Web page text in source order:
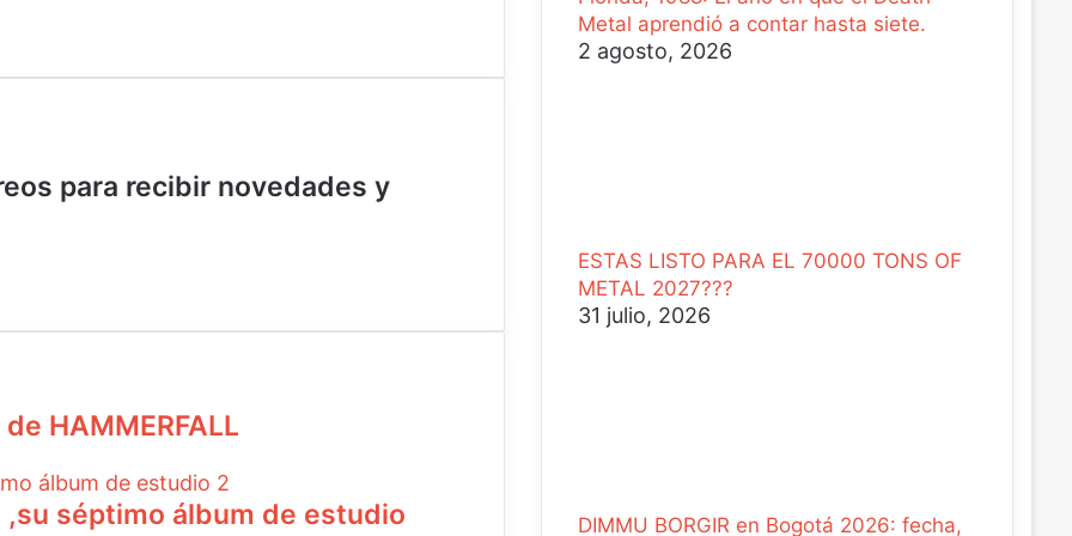
para recibir novedades y
HAMMERFALL
séptimo álbum de estudio
Metal aprendió a contar hasta siete.
2 agosto, 2026
ESTAS LISTO PARA EL 70000 TONS OF
METAL 2027???
31 julio, 2026
DIMMU BORGIR en Bogotá 2026: fecha,